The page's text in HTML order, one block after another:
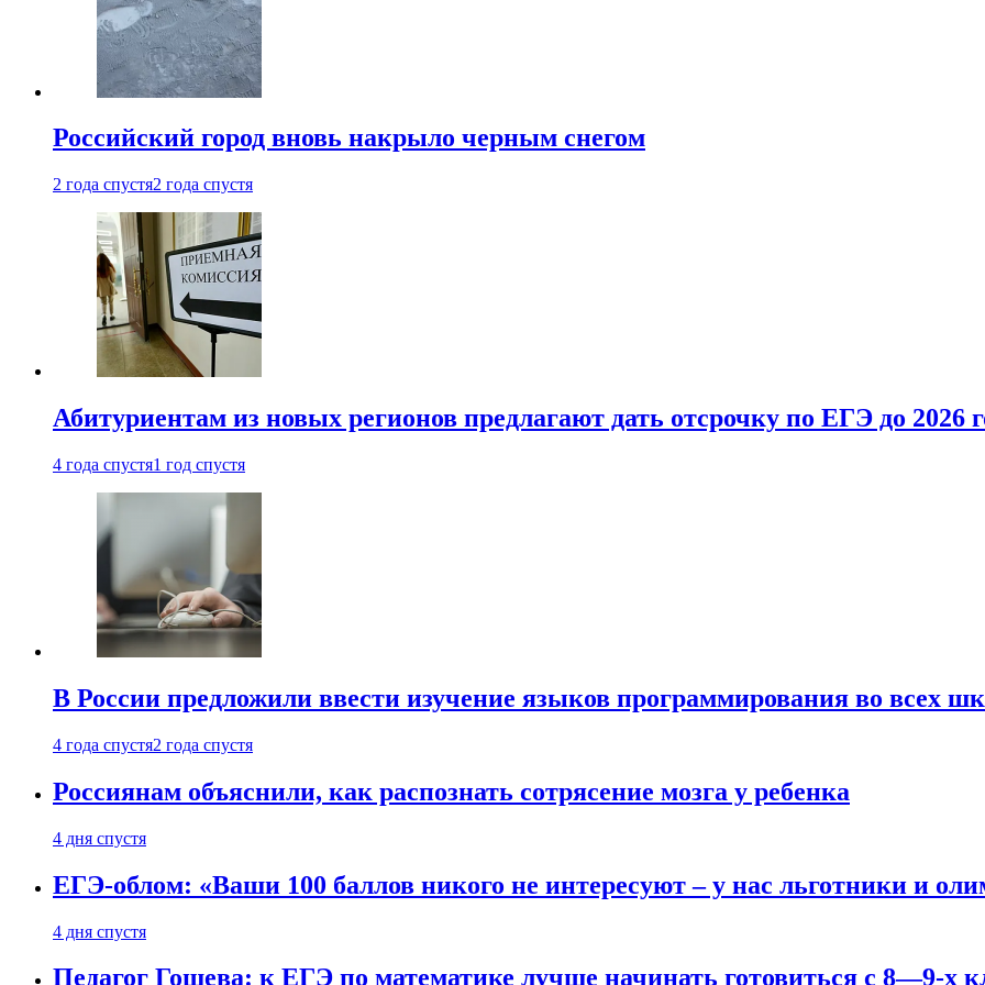
Российский город вновь накрыло черным снегом
2 года спустя2 года спустя
Абитуриентам из новых регионов предлагают дать отсрочку по ЕГЭ до 2026
4 года спустя1 год спустя
В России предложили ввести изучение языков программирования во всех
4 года спустя2 года спустя
Россиянам объяснили, как распознать сотрясение мозга у ребенка
4 дня спустя
ЕГЭ-облом: «Ваши 100 баллов никого не интересуют – у нас льготники и
4 дня спустя
Педагог Гошева: к ЕГЭ по математике лучше начинать готовиться с 8—9-х